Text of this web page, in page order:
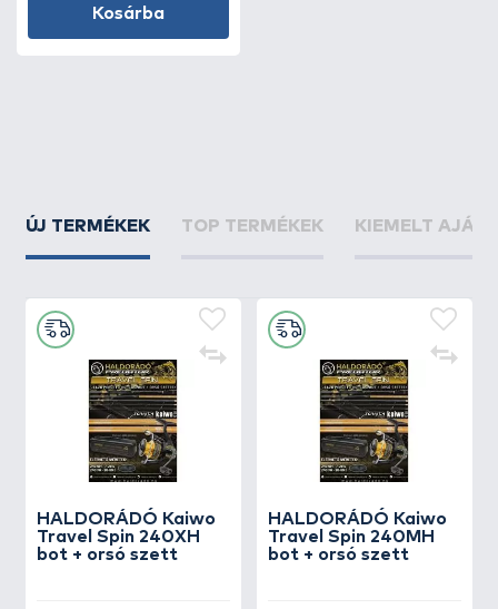
Kosárba
ÚJ TERMÉKEK TOP TERMÉKEK KIEMELT
HALDORÁDÓ Kaiwo
Travel Spin 240XH
bot + orsó szett
HALDORÁDÓ Kaiwo
Travel Spin 240MH
bot + orsó szett